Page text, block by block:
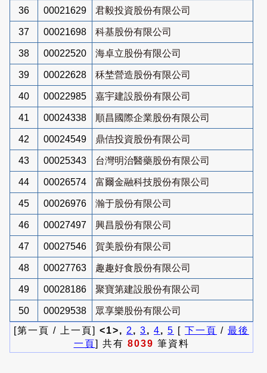
36 00021629 君毅投資股份有限公司
37 00021698 科基股份有限公司
38 00022520 海卓立股份有限公司
39 00022628 秝埜營造股份有限公司
40 00022985 嘉宇建設股份有限公司
41 00024338 順昌國際企業股份有限公司
42 00024549 鼎佶投資股份有限公司
43 00025343 台灣明治醫藥股份有限公司
44 00026574 富爾金融科技股份有限公司
45 00026976 瀚于股份有限公司
46 00027497 興昌股份有限公司
47 00027546 賀美股份有限公司
48 00027763 趣趣好食股份有限公司
49 00028186 聚寶第建設股份有限公司
50 00029538
眾享樂股份有限公司
[第一頁 / 上一頁] <1>, 2 , 3, 4, 5 [ 下一頁 / 最後
一頁] 共有 8039 筆資料